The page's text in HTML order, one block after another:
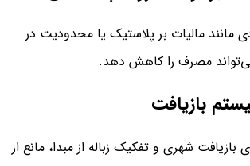
مالیات بر پلاستیک یا محدودیت در
مصرف را کاهش دهد.
شهری و تفکیک زباله از مبدا، مانع از